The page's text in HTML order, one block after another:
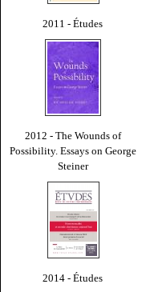
2011 - Études
2012 - The Wounds of
Possibility. Essays on George
Steiner
2014 - Études